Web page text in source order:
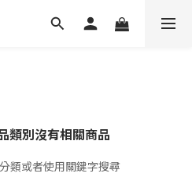
類別沒有相關商品
類或者使用關鍵字搜尋